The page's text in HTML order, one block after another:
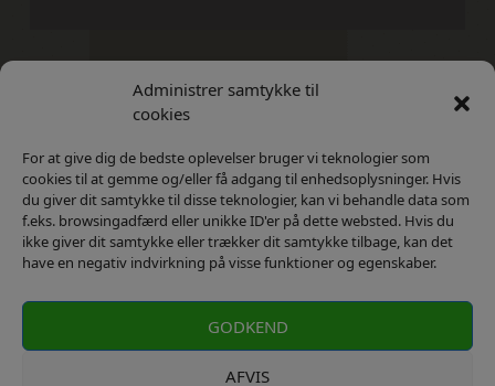
Administrer samtykke til
cookies
For at give dig de bedste oplevelser bruger vi teknologier som
cookies til at gemme og/eller få adgang til enhedsoplysninger. Hvis
du giver dit samtykke til disse teknologier, kan vi behandle data som
f.eks. browsingadfærd eller unikke ID'er på dette websted. Hvis du
ikke giver dit samtykke eller trækker dit samtykke tilbage, kan det
have en negativ indvirkning på visse funktioner og egenskaber.
GODKEND
AFVIS
Kontakt